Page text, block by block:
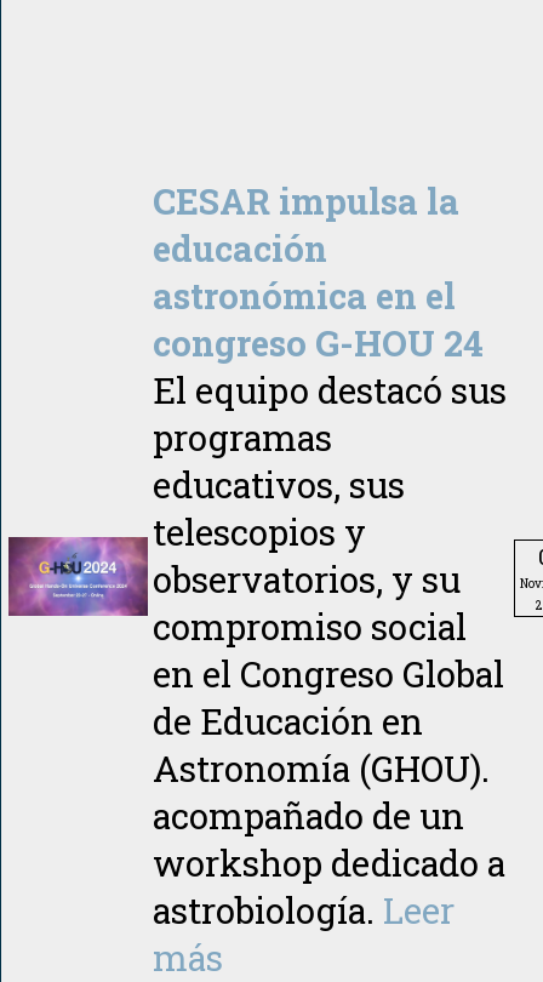
CESAR impulsa la
educación
astronómica en el
congreso G-HOU 24
El equipo destacó sus
programas
educativos, sus
telescopios y
observatorios, y su
compromiso social
en el Congreso Global
de Educación en
Astronomía (GHOU).
acompañado de un
workshop dedicado a
astrobiología. Leer
más